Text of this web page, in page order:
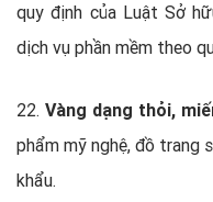
quy định của Luật Sở
dịch vụ phần mềm theo
22.Vàng dạng thỏi,
phẩm mỹ nghệ, đồ trang
khẩu.